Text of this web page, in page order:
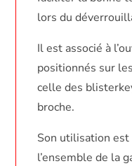
lors du
Il est associé à
positionnés sur
celle des
broche.
Son utilisation
l’ensemble de la